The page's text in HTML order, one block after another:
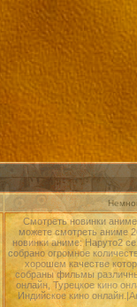
Смотреть новинки
можете смотреть аниме
новинки аниме: Наруто2
собрано огромное
хорошем качестве
собраны фильмы
онлайн, Турецкое кино
Индийское кино